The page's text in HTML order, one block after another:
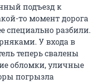
подъезд к
то момент дорога
специально разбили.
У входа в
теперь свалены
обломки, уличные
погрызла